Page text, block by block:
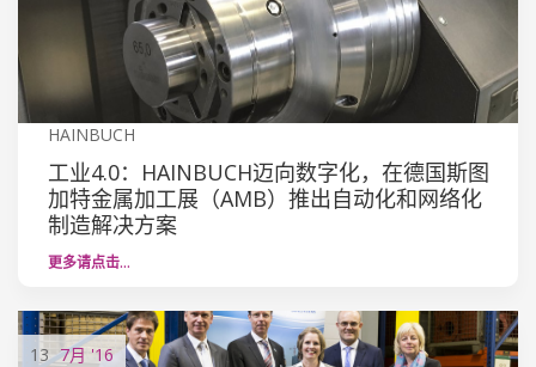
HAINBUCH
工业4.0：HAINBUCH迈向数字化，在德国斯图
加特金属加工展（AMB）推出自动化和网络化
制造解决方案
更多请点击…
13 7月 '16